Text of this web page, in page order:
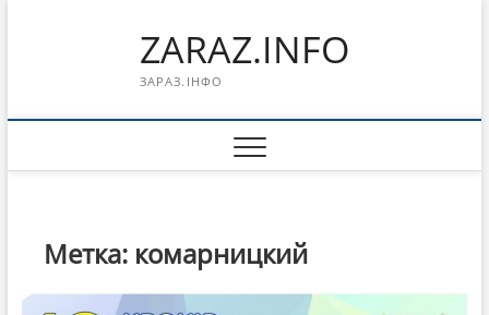
ZARAZ.INFO
ЗАРАЗ.ІНФО
Метка: комарницкий